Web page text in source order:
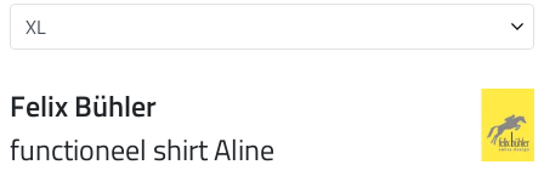
Felix Bühler
functioneel shirt Aline